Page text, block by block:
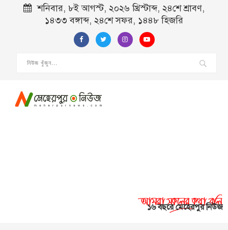
শনিবার, ৮ই আগস্ট, ২০২৬ খ্রিস্টাব্দ, ২৪শে শ্রাবণ,
১৪৩৩ বঙ্গাব্দ, ২৪শে সফর, ১৪৪৮ হিজরি
১৬ বছরে মেহেরপুর নিউজ